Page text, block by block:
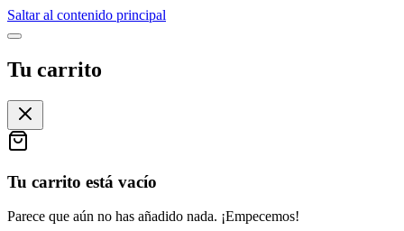
Saltar al contenido principal
Tu carrito
Tu carrito está vacío
Parece que aún no has añadido nada. ¡Empecemos!